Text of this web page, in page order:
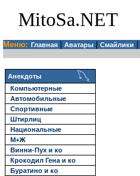
MitoSa.NET
Меню: Главная Аватары Смайлики
Анекдоты
Компьютерные
Автомобильные
Спортивные
Штирлиц
Национальные
М+Ж
Винни-Пух и ко
Крокодил Гена и ко
Буратино и ко